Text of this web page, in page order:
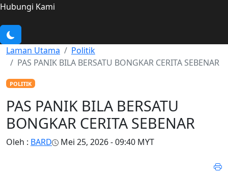
Hubungi Kami
Laman Utama
Politik
PAS PANIK BILA BERSATU BONGKAR CERITA SEBENAR
POLITIK
PAS PANIK BILA BERSATU
BONGKAR CERITA SEBENAR
Oleh : BARD Mei 25, 2026 - 09:40 MYT